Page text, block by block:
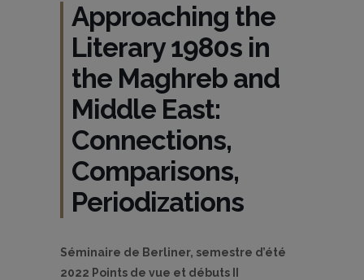
Approaching the
Literary 1980s in
the Maghreb and
Middle East:
Connections,
Comparisons,
Periodizations
Séminaire de Berliner, semestre d’été
2022 Points de vue et débuts II